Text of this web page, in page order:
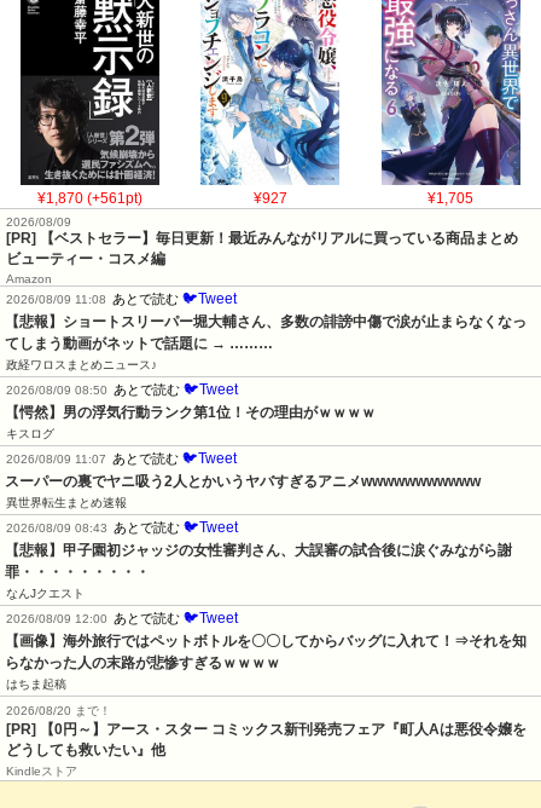
¥1,870 (+561pt) ¥927 ¥1,705
2026/08/09
[PR] 【ベストセラー】毎日更新！最近みんながリアルに買っている商品まとめ
ビューティー・コスメ編
Amazon
2026/08/09 11:08
あとで読む 🐦Tweet
【悲報】ショートスリーパー堀大輔さん、多数の誹謗中傷で涙が止まらなくなっ
てしまう動画がネットで話題に → ………
政経ワロスまとめニュース♪
2026/08/09 08:50
あとで読む 🐦Tweet
【愕然】男の浮気行動ランク第1位！その理由がｗｗｗｗ
キスログ
2026/08/09 11:07
あとで読む 🐦Tweet
スーパーの裏でヤニ吸う2人とかいうヤバすぎるアニメwwwwwwwwwww
異世界転生まとめ速報
2026/08/09 08:43
あとで読む 🐦Tweet
【悲報】甲子園初ジャッジの女性審判さん、大誤審の試合後に涙ぐみながら謝
罪・・・・・・・・・
なんJクエスト
2026/08/09 12:00
あとで読む 🐦Tweet
【画像】海外旅行ではペットボトルを〇〇してからバッグに入れて！⇒それを知
らなかった人の末路が悲惨すぎるｗｗｗｗ
はちま起稿
2026/08/20 まで！
[PR] 【0円～】アース・スター コミックス新刊発売フェア『町人Aは悪役令嬢を
どうしても救いたい』他
Kindleストア